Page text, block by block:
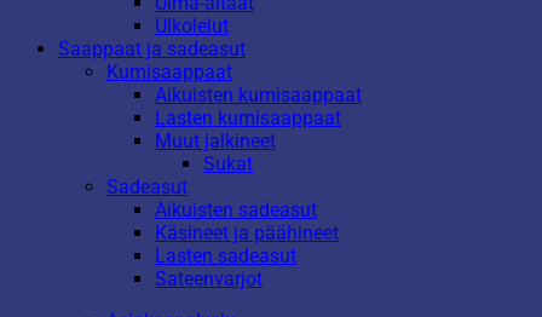
Ulkolelut
Saappaat ja sadeasut
Kumisaappaat
Aikuisten kumisaappaat
Lasten kumisaappaat
Muut jalkineet
Sukat
Sadeasut
Aikuisten sadeasut
Käsineet ja päähineet
Lasten sadeasut
Sateenvarjot